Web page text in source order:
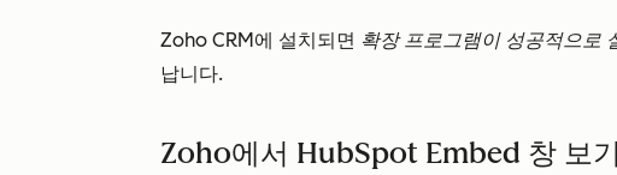
Zoho CRM에 설치되면 확장 프로그램이 성공적으로
납니다.
Zoho에서 HubSpot Embed 창 보기